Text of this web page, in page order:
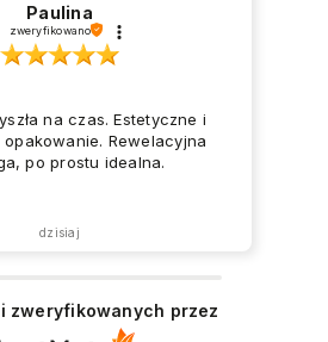
Paulina
zweryfikowano
na czas. Estetyczne i
opakowanie. Rewelacyjna
po prostu idealna.
dzisiaj
zweryfikowanych przez